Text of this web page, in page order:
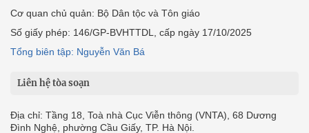
Cơ quan chủ quản: Bộ Dân tộc và Tôn giáo
Số giấy phép: 146/GP-BVHTTDL, cấp ngày 17/10/2025
Tổng biên tập: Nguyễn Văn Bá
Liên hệ tòa soạn
Địa chỉ: Tầng 18, Toà nhà Cục Viễn thông (VNTA), 68 Dương
Đình Nghệ, phường Cầu Giấy, TP. Hà Nội.